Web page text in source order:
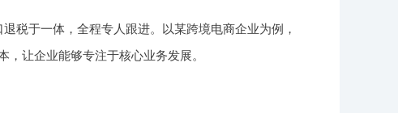
税于一体，全程专人跟进。以某跨境电商企业为例，
让企业能够专注于核心业务发展。